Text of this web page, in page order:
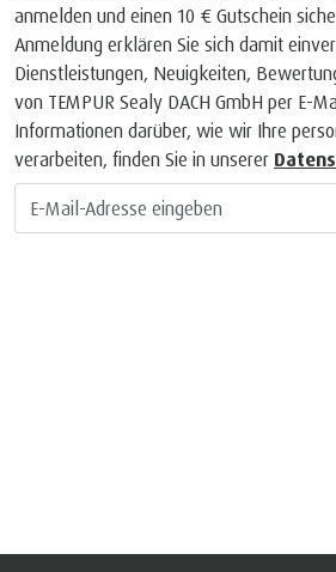
anmelden und einen 10 € Gutschein
Anmeldung erklären Sie sich damit
Dienstleistungen, Neuigkeiten,
von TEMPUR Sealy DACH GmbH per E-
Informationen darüber, wie wir Ihre
verarbeiten, finden Sie in unserer